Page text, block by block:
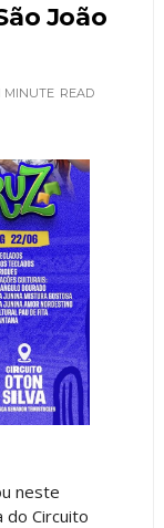
João
MINUTE READ
neste
do Circuito